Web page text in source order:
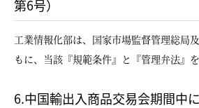
第6号）
工業情報化部は、国家市場監督管理総局
もに、当該『規範条件』と『管理弁法』
6.中国輸出入商品交易会期間中